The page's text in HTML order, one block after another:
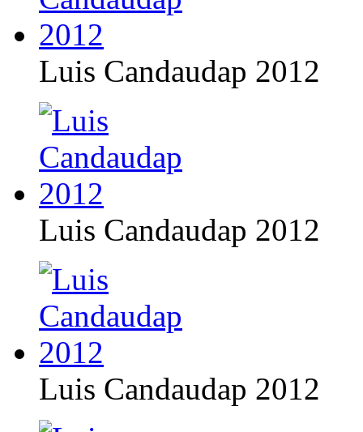
Luis Candaudap 2012
Luis Candaudap 2012
Luis Candaudap 2012